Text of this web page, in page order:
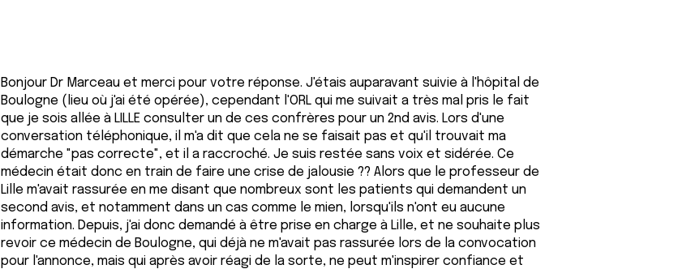
Bonjour Dr Marceau et merci pour votre réponse. J'étais auparavant suivie à l'hôpital de
Boulogne (lieu où j'ai été opérée), cependant l'ORL qui me suivait a très mal pris le fait
que je sois allée à LILLE consulter un de ces confrères pour un 2nd avis. Lors d'une
conversation téléphonique, il m'a dit que cela ne se faisait pas et qu'il trouvait ma
démarche "pas correcte", et il a raccroché. Je suis restée sans voix et sidérée. Ce
médecin était donc en train de faire une crise de jalousie ?? Alors que le professeur de
Lille m'avait rassurée en me disant que nombreux sont les patients qui demandent un
second avis, et notamment dans un cas comme le mien, lorsqu'ils n'ont eu aucune
information. Depuis, j'ai donc demandé à être prise en charge à Lille, et ne souhaite plus
revoir ce médecin de Boulogne, qui déjà ne m'avait pas rassurée lors de la convocation
pour l'annonce, mais qui après avoir réagi de la sorte, ne peut m'inspirer confiance et